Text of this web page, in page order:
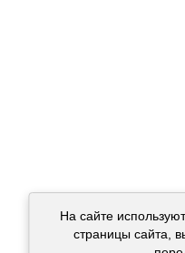
На сайте
страницы сайта,